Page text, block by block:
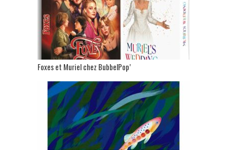
Foxes et Muriel chez BubbelPop’